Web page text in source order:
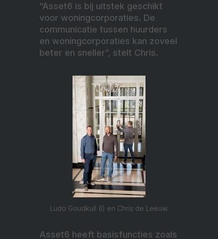
“Asset6 is bij uitstek geschikt
voor woningcorporaties. De
communicatie tussen huurders
en woningcorporaties kan zoveel
beter en sneller”, stelt Chris.
Ludo Goudkuil (l) en Chris de Leeuw.
Asset6 heeft basisfuncties zoals